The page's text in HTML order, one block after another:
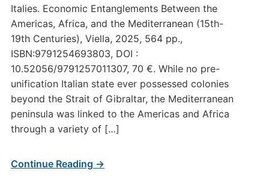
Italies. Economic Entanglements Between the
Americas, Africa, and the Mediterranean (15th-
19th Centuries), Viella, 2025, 564 pp.,
ISBN:9791254693803, DOI :
10.52056/9791257011307, 70 €. While no pre-
unification Italian state ever possessed colonies
beyond the Strait of Gibraltar, the Mediterranean
peninsula was linked to the Americas and Africa
through a variety of […]
Continue Reading →